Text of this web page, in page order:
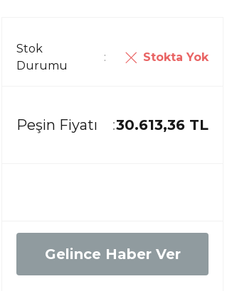
Stok
Durumu
Stokta Yok
Peşin Fiyatı 30.613,36 TL
Gelince Haber Ver